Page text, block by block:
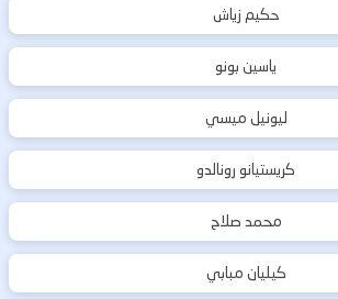
حكيم زياش
ياسين بونو
ليونيل ميسي
كريستيانو رونالدو
محمد صلاح
كيليان مبابي